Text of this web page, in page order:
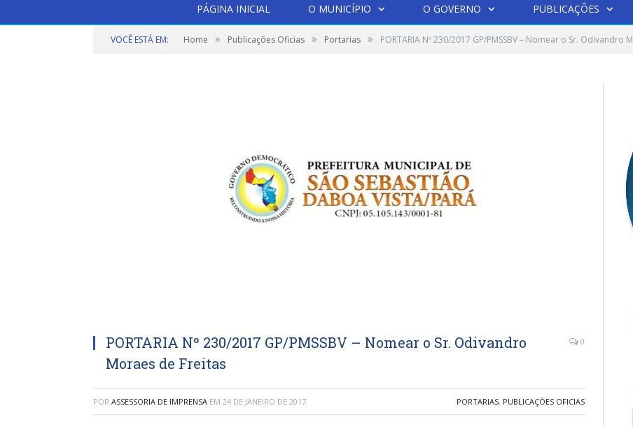
PÁGINA INICIAL O MUNICÍPIO O GOVERNO PUBLICAÇÕES
VOCÊ ESTÁ EM: Home » Publicações Oficias » Portarias » PORTARIA Nº 230/2017 GP/PMSSBV – Nomear o Sr. Odivandro
PORTARIA Nº 230/2017 GP/PMSSBV – Nomear o Sr. Odivandro
Moraes de Freitas
0
POR ASSESSORIA DE IMPRENSA EM 24 DE JANEIRO DE 2017 PORTARIAS, PUBLICAÇÕES OFICIAS